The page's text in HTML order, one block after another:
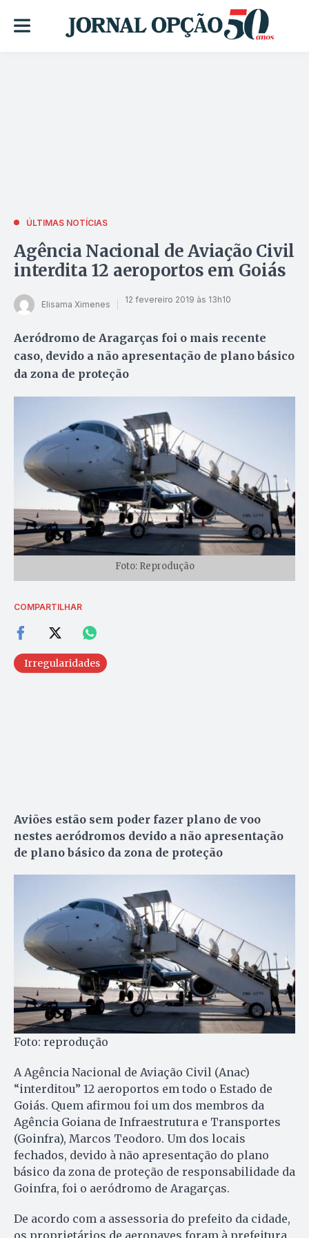
ÚLTIMAS NOTÍCIAS
Agência Nacional de Aviação Civil
interdita 12 aeroportos em Goiás
Elisama Ximenes 12 fevereiro 2019 às 13h10
Aeródromo de Aragarças foi o mais recente
caso, devido a não apresentação de plano básico
da zona de proteção
Foto: Reprodução
COMPARTILHAR
Irregularidades
Aviões estão sem poder fazer plano de voo
nestes aeródromos devido a não apresentação
de plano básico da zona de proteção
Foto: reprodução
A Agência Nacional de Aviação Civil (Anac)
“interditou” 12 aeroportos em todo o Estado de
Goiás. Quem afirmou foi um dos membros da
Agência Goiana de Infraestrutura e Transportes
(Goinfra), Marcos Teodoro. Um dos locais
fechados, devido à não apresentação do plano
básico da zona de proteção de responsabilidade da
Goinfra, foi o aeródromo de Aragarças.
De acordo com a assessoria do prefeito da cidade,